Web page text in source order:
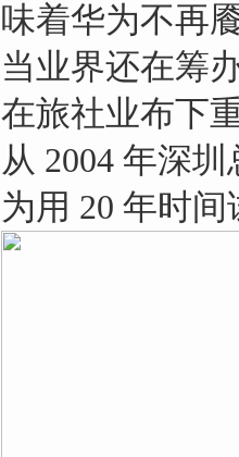
味着华为不再
当业界还在筹
在旅社业布下重
从 2004 年深
为用 20 年时